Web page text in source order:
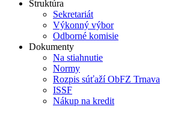
Štruktúra
Sekretariát
Výkonný výbor
Odborné komisie
Dokumenty
Na stiahnutie
Normy
Rozpis súťaží ObFZ Trnava
ISSF
Nákup na kredit